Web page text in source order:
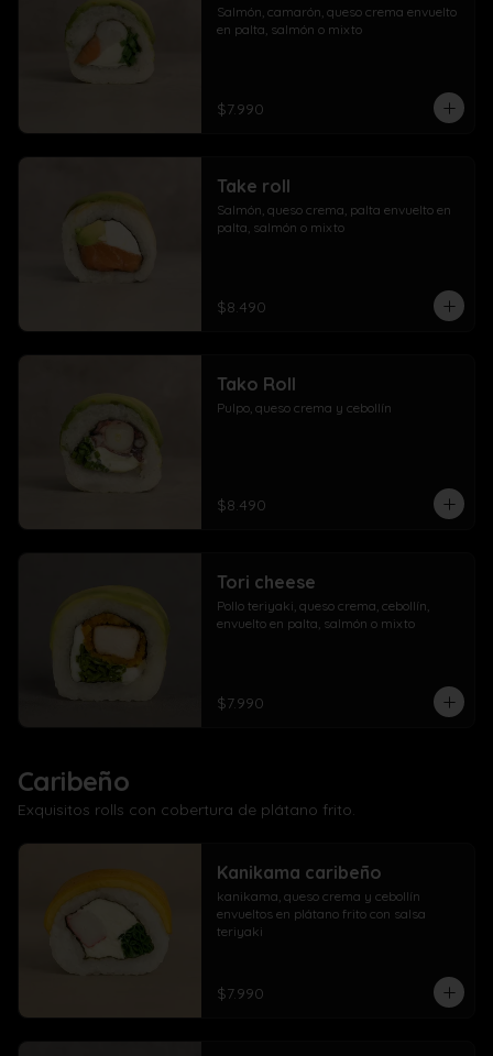
Salmón, camarón, queso crema envuelto
en palta, salmón o mixto
$7.990
Take roll
Salmón, queso crema, palta envuelto en
palta, salmón o mixto
$8.490
Tako Roll
Pulpo, queso crema y cebollín
$8.490
Tori cheese
Pollo teriyaki, queso crema, cebollín,
envuelto en palta, salmón o mixto
$7.990
Caribeño
Exquisitos rolls con cobertura de plátano frito.
Kanikama caribeño
kanikama, queso crema y cebollín
envueltos en plátano frito con salsa
teriyaki
$7.990